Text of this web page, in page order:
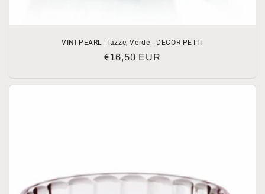
VINI PEARL |Tazze, Verde - DECOR PETIT
Prezzo
listino
€16,50 EUR